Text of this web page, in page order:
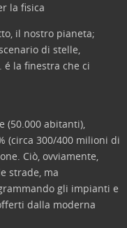
la fisica
il nostro pianeta;
di stelle,
é la finestra che ci
(50.000 abitanti),
(circa 300/400 milioni di
Ciò, ovviamente,
strade, ma
gli impianti e
dalla moderna